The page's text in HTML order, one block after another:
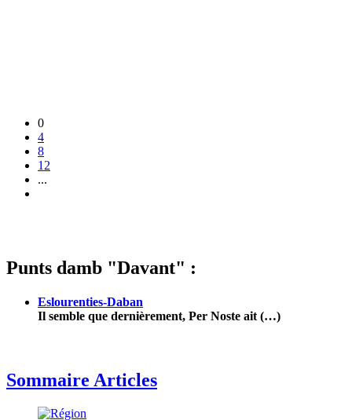
0
4
8
12
...
Punts damb "Davant" :
Eslourenties-Daban
Il semble que dernièrement, Per Noste ait (…)
Sommaire Articles